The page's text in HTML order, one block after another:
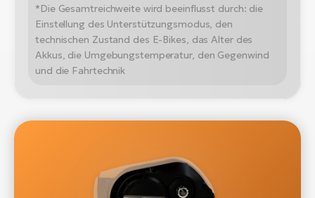
*Die Gesamtreichweite wird beeinflusst durch: die
Einstellung des Unterstützungsmodus, den
technischen Zustand des E-Bikes, das Alter des
Akkus, die Umgebungstemperatur, den Gegenwind
und die Fahrtechnik